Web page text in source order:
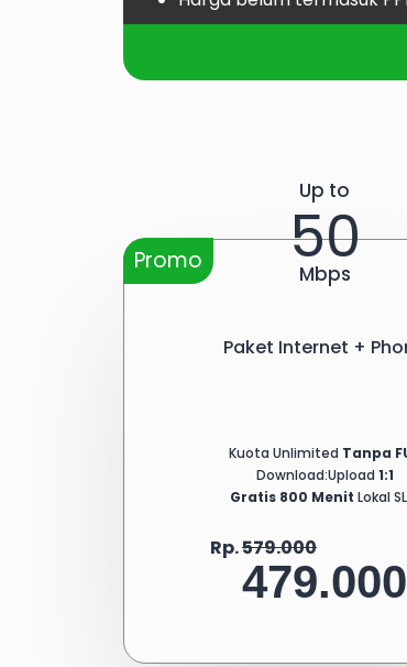
Promo
Up to
50
Mbps
Paket Internet +
Kuota Unlimited Tanpa
Download:Upload 1:1
Gratis 800 Menit Lokal
Rp.579.000
479.000